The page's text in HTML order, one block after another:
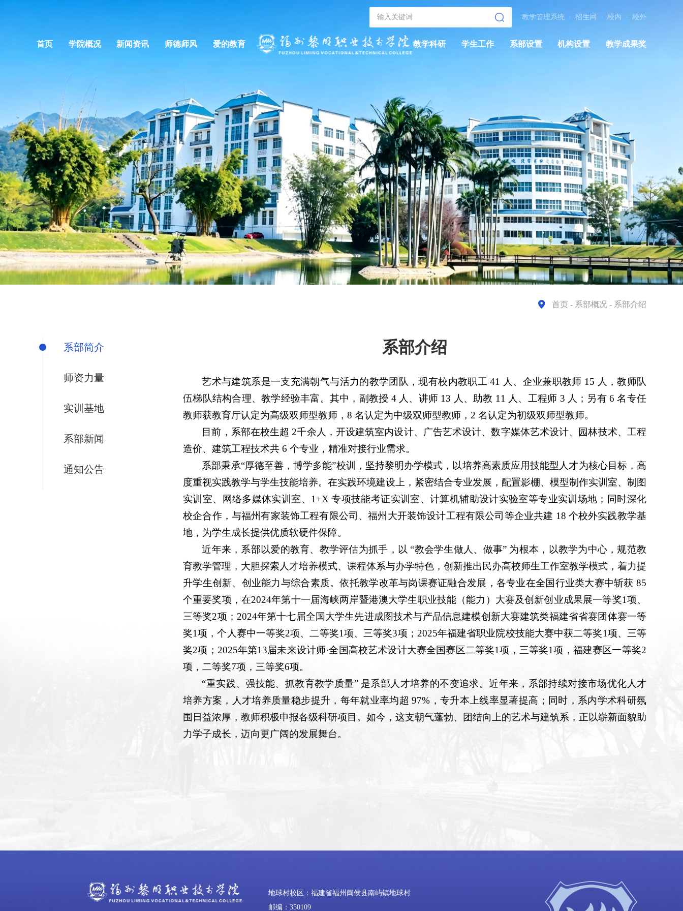
教学管理系统 · 招生网 · 校内 · 校外
首页 学院概况 新闻资讯 师德师风 爱的教育 教学科研 学生工作 系部设置 机构设置 教学成果奖
首页 - 系部概况 - 系部介绍
系部简介
师资力量
实训基地
系部新闻
通知公告
系部介绍
艺术与建筑系是一支充满朝气与活力的教学团队，现有校内教职工 41 人、企业兼职教师 15 人，教师队
伍梯队结构合理、教学经验丰富。其中，副教授 4 人、讲师 13 人、助教 11 人、工程师 3 人；另有 6 名专任
教师获教育厅认定为高级双师型教师，8 名认定为中级双师型教师，2 名认定为初级双师型教师。​
目前，系部在校生超 2千余人，开设建筑室内设计、广告艺术设计、数字媒体艺术设计、园林技术、工程
造价、建筑工程技术共 6 个专业，精准对接行业需求。
系部秉承“厚德至善，博学多能”校训，坚持黎明办学模式，以培养高素质应用技能型人才为核心目标，高
度重视实践教学与学生技能培养。在实践环境建设上，紧密结合专业发展，配置影棚、模型制作实训室、制图
实训室、网络多媒体实训室、1+X 专项技能考证实训室、计算机辅助设计实验室等专业实训场地；同时深化
校企合作，与福州有家装饰工程有限公司、福州大开装饰设计工程有限公司等企业共建 18 个校外实践教学基
地，为学生成长提供优质软硬件保障。
近年来，系部以爱的教育、教学评估为抓手，以 “教会学生做人、做事” 为根本，以教学为中心，规范教
育教学管理，大胆探索人才培养模式、课程体系与办学特色，创新推出民办高校师生工作室教学模式，着力提
升学生创新、创业能力与综合素质。依托教学改革与岗课赛证融合发展，各专业在全国行业类大赛中斩获 85
个重要奖项， 在2024年第十一届海峡两岸暨港澳大学生职业技能（能力）大赛及创新创业成果展一等奖1项、
三等奖2项；2024年第十七届全国大学生先进成图技术与产品信息建模创新大赛建筑类福建省省赛团体赛一等
奖1项，个人赛中一等奖2项、二等奖1项、三等奖3项；2025年福建省职业院校技能大赛中获二等奖1项、三等
奖2项；2025年第13届未来设计师·全国高校艺术设计大赛全国赛区二等奖1项，三等奖1项，福建赛区一等奖2
项，二等奖7项，三等奖6项。
“重实践、强技能、抓教育教学质量” 是系部人才培养的不变追求。近年来，系部持续对接市场优化人才
培养方案，人才培养质量稳步提升，每年就业率均超 97%，专升本上线率显著提高；同时，系内学术科研氛
围日益浓厚，教师积极申报各级科研项目。如今，这支朝气蓬勃、团结向上的艺术与建筑系，正以崭新面貌助
力学子成长，迈向更广阔的发展舞台。
地球村校区：福建省福州闽侯县南屿镇地球村
邮编：350109